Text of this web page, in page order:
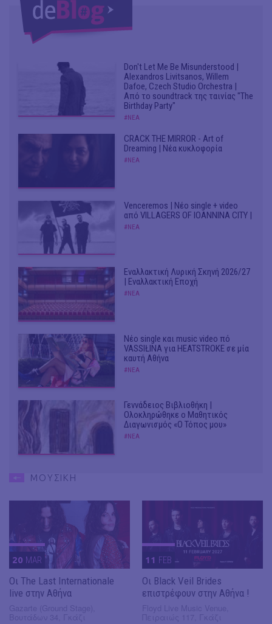
Don't Let Me Be Misunderstood |
Alexandros Livitsanos, Willem
Dafoe, Czech Studio Orchestra |
Από το soundtrack της ταινίας "The
Birthday Party"
#ΝΕΑ
CRACK THE MIRROR - Art of
Dreaming | Νέα κυκλοφορία
#ΝΕΑ
Venceremos | Νέο single + video
από VILLAGERS OF IOANNINA CITY |
#ΝΕΑ
Εναλλακτική Λυρική Σκηνή 2026/27
| Εναλλακτική Εποχή
#ΝΕΑ
Νέο single και music video πό
VASSIŁINA για HEATSTROKE σε μία
καυτή Αθήνα
#ΝΕΑ
Γεννάδειος Βιβλιοθήκη |
Ολοκληρώθηκε ο Μαθητικός
Διαγωνισμός «Ο Τόπος μου»
#ΝΕΑ
ΜΟΥΣΙΚΗ
20 MAR
Οι The Last Internationale
live στην Αθήνα
11 FEB
Οι Black Veil Brides
επιστρέφουν στην Αθήνα !